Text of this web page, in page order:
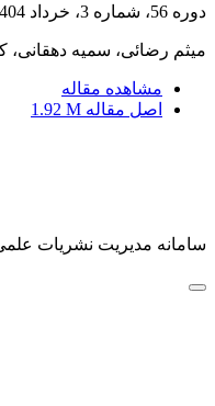
دوره 56، شماره 3، خرداد 1404، صفحه
میثم رضائی، سمیه دهقانی،
مشاهده مقاله
اصل مقاله 1.92 M
سامانه مدیریت نشریات